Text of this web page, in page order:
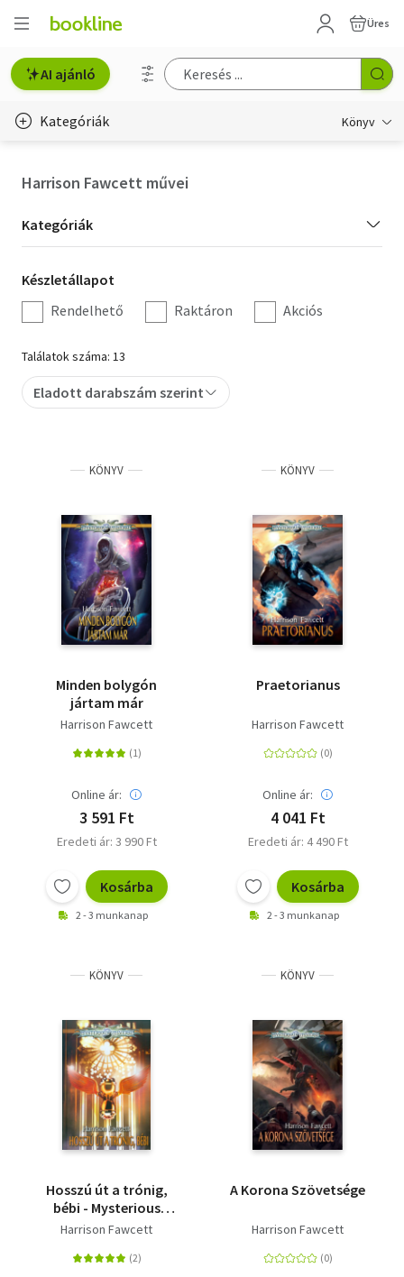
Üres
AI ajánló
Kategóriák Könyv
Hobbi, szabadidő
Irodalom
Művészet
Szakkönyv
Tankönyv, segédkönyv
Társadalomtudomány
Természettudomány
Történelem
Harrison Fawcett művei
Kategória
szűrés
Kategóriák
Készletállapot
szűrés
Készletállapot
Rendelhető
Raktáron Akciós
Találatok száma: 13
Eladott darabszám szerint
KÖNYV
Minden bolygón
jártam már
Harrison Fawcett
Online ár:
3 591 Ft
Eredeti ár: 3 990 Ft
Kosárba
2 - 3 munkanap
KÖNYV
Praetorianus
Harrison Fawcett
Online ár:
4 041 Ft
Eredeti ár: 4 490 Ft
Kosárba
2 - 3 munkanap
KÖNYV
Hosszú út a trónig,
bébi - Mysterious
Universe
Harrison Fawcett
KÖNYV
A Korona Szövetsége
Harrison Fawcett